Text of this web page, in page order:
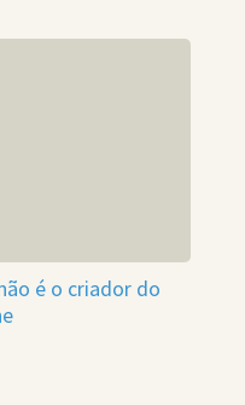
é o criador do